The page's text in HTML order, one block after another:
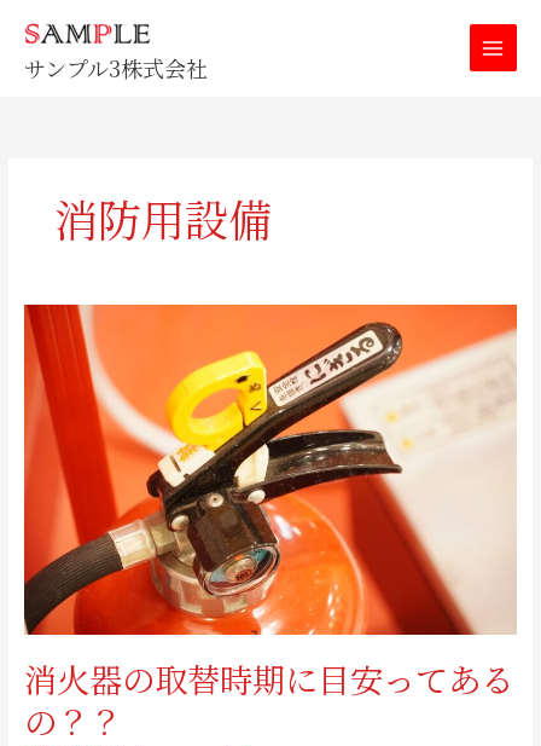
サンプル3株式会社
消防用設備
消火器の取替時期に目安ってある
の？？
消
火
安
て
あ
る
の？？